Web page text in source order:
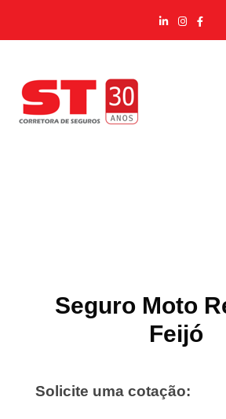
Seguro Moto
Feijó
Solicite uma cotação: